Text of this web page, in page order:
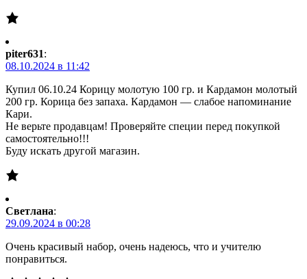
piter631:
08.10.2024 в 11:42
Купил 06.10.24 Корицу молотую 100 гр. и Кардамон молотый
200 гр. Корица без запаха. Кардамон — слабое напоминание
Кари.
Не верьте продавцам! Проверяйте специи перед покупкой
самостоятельно!!!
Буду искать другой магазин.
Светлана:
29.09.2024 в 00:28
Очень красивый набор, очень надеюсь, что и учителю
понравиться.